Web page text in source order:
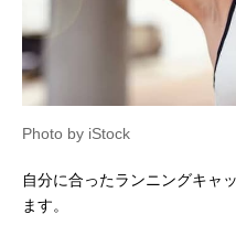
Photo by iStock
自分に合ったランニングキャ
ます。